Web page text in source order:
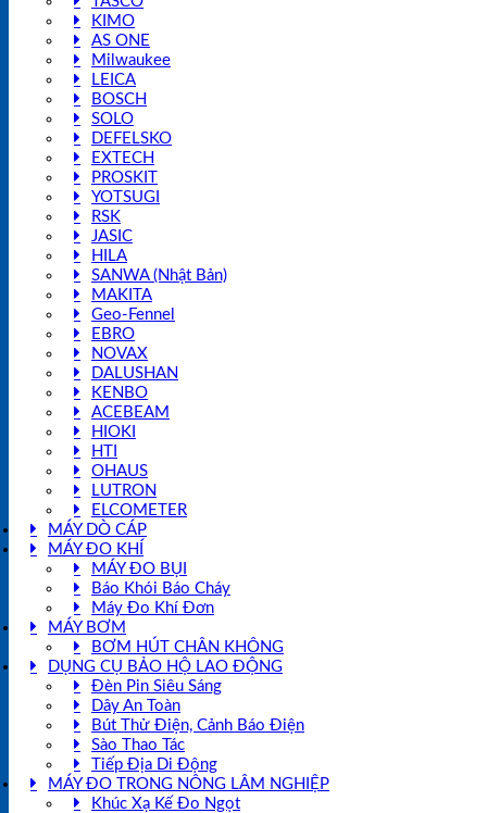
KIMO
AS ONE
Milwaukee
LEICA
BOSCH
SOLO
DEFELSKO
EXTECH
PROSKIT
YOTSUGI
RSK
JASIC
HILA
SANWA (Nhật Bản)
MAKITA
Geo-Fennel
EBRO
NOVAX
DALUSHAN
KENBO
ACEBEAM
HIOKI
HTI
OHAUS
LUTRON
ELCOMETER
MÁY DÒ CÁP
MÁY ĐO KHÍ
MÁY ĐO BỤI
Báo Khói Báo Cháy
Máy Đo Khí Đơn
MÁY BƠM
BƠM HÚT CHÂN KHÔNG
DỤNG CỤ BẢO HỘ LAO ĐỘNG
Đèn Pin Siêu Sáng
Dây An Toàn
Bút Thử Điện, Cảnh Báo Điện
Sào Thao Tác
Tiếp Địa Di Động
MÁY ĐO TRONG NÔNG LÂM NGHIỆP
Khúc Xạ Kế Đo Ngọt